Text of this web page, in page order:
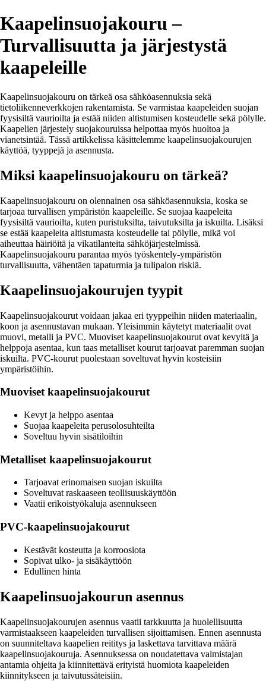
Kaapelinsuojakouru –
Turvallisuutta ja järjestystä
kaapeleille
Kaapelinsuojakouru on tärkeä osa sähköasennuksia sekä
tietoliikenneverkkojen rakentamista. Se varmistaa kaapeleiden suojan
fyysisiltä vaurioilta ja estää niiden altistumisen kosteudelle sekä pölylle.
Kaapelien järjestely suojakouruissa helpottaa myös huoltoa ja
vianetsintää. Tässä artikkelissa käsittelemme kaapelinsuojakourujen
käyttöä, tyyppejä ja asennusta.
Miksi kaapelinsuojakouru on tärkeä?
Kaapelinsuojakouru on olennainen osa sähköasennuksia, koska se
tarjoaa turvallisen ympäristön kaapeleille. Se suojaa kaapeleita
fyysisiltä vaurioilta, kuten puristuksilta, taivutuksilta ja iskuilta. Lisäksi
se estää kaapeleita altistumasta kosteudelle tai pölylle, mikä voi
aiheuttaa häiriöitä ja vikatilanteita sähköjärjestelmissä.
Kaapelinsuojakouru parantaa myös työskentely-ympäristön
turvallisuutta, vähentäen tapaturmia ja tulipalon riskiä.
Kaapelinsuojakourujen tyypit
Kaapelinsuojakourut voidaan jakaa eri tyyppeihin niiden materiaalin,
koon ja asennustavan mukaan. Yleisimmin käytetyt materiaalit ovat
muovi, metalli ja PVC. Muoviset kaapelinsuojakourut ovat kevyitä ja
helppoja asentaa, kun taas metalliset kourut tarjoavat paremman suojan
iskuilta. PVC-kourut puolestaan soveltuvat hyvin kosteisiin
ympäristöihin.
Muoviset kaapelinsuojakourut
Kevyt ja helppo asentaa
Suojaa kaapeleita perusolosuhteilta
Soveltuu hyvin sisätiloihin
Metalliset kaapelinsuojakourut
Tarjoavat erinomaisen suojan iskuilta
Soveltuvat raskaaseen teollisuuskäyttöön
Vaatii erikoistyökaluja asennukseen
PVC-kaapelinsuojakourut
Kestävät kosteutta ja korroosiota
Sopivat ulko- ja sisäkäyttöön
Edullinen hinta
Kaapelinsuojakourun asennus
Kaapelinsuojakourujen asennus vaatii tarkkuutta ja huolellisuutta
varmistaakseen kaapeleiden turvallisen sijoittamisen. Ennen asennusta
on suunniteltava kaapelien reititys ja laskettava tarvittava määrä
kaapelinsuojakouruja. Asennuksessa on noudatettava valmistajan
antamia ohjeita ja kiinnitettävä erityistä huomiota kaapeleiden
kiinnitykseen ja taivutussäteisiin.